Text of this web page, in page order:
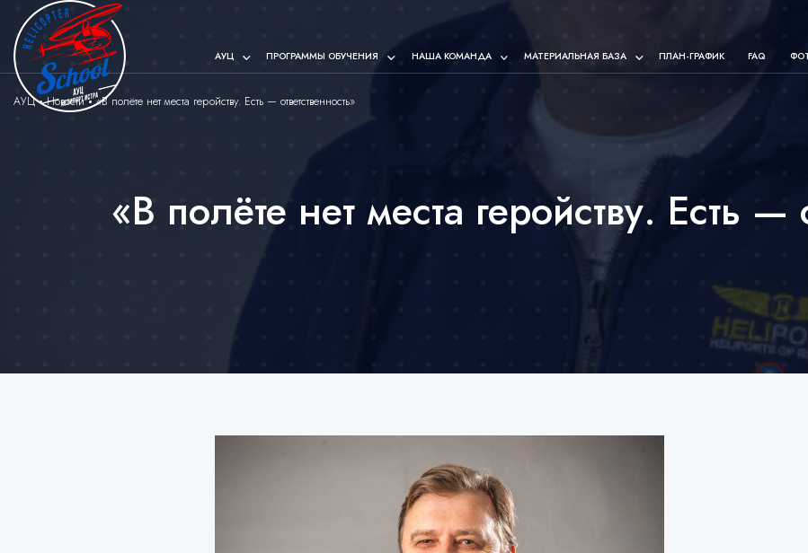
АУЦ ПРОГРАММЫ ОБУЧЕНИЯ НАША КОМАНДА МАТЕРИАЛЬНАЯ БАЗА ПЛАН-ГРАФИК FAQ
АУЦ Новости «В полёте нет места геройству. Есть — ответственность»
«В полёте нет места геройству. Есть —